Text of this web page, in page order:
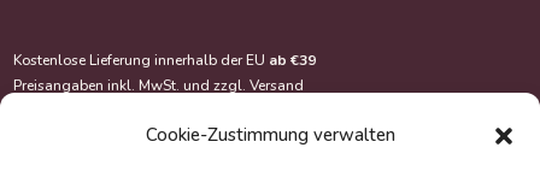
Cookie-Zustimmung verwalten
Kostenlose Lieferung innerhalb der EU ab €39
Preisangaben inkl. MwSt. und zzgl.Versand